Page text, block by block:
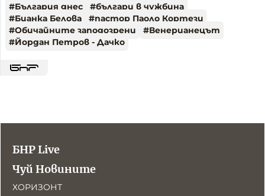
#България днес #българи в чужбина
#Бианка Белова #пастор Паоло Кортези
#Обичайните заподозрени #Венерианецът
#Йордан Петров - Дачко
БНР Live
Чуй Новините
ХОРИЗОНТ